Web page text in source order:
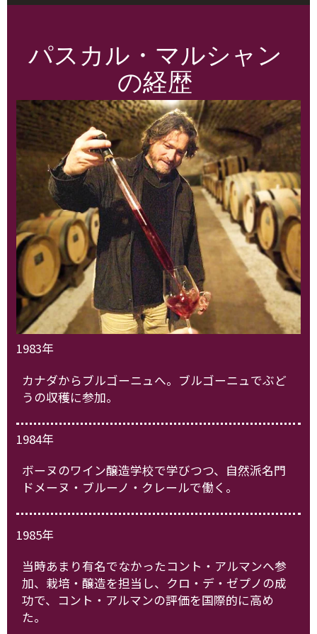
パスカル・マルシャン
の経歴
1983年
カナダからブルゴーニュへ。ブルゴーニュでぶど
うの収穫に参加。
1984年
ボーヌのワイン醸造学校で学びつつ、自然派名門
ドメーヌ・ブルーノ・クレールで働く。
1985年
当時あまり有名でなかったコント・アルマンへ参
加、栽培・醸造を担当し、クロ・デ・ゼプノの成
功で、コント・アルマンの評価を国際的に高め
た。